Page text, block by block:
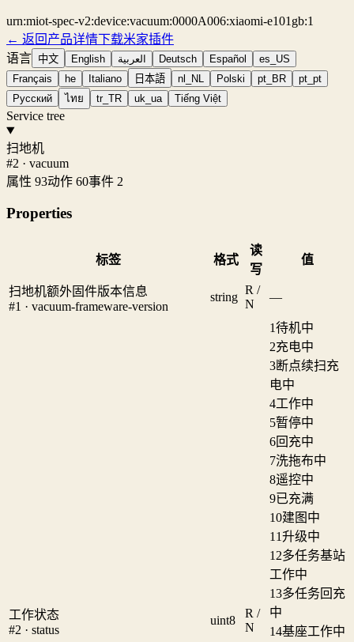
urn:miot-spec-v2:device:vacuum:0000A006:xiaomi-e101gb:1
← 返回产品详情下载米家插件
语言 中文 English العربية Deutsch Español
es_US
Français
he Italiano 日本語 nl_NL Polski pt_BR
pt_pt
Русский
ไทย tr_TR uk_ua Tiếng Việt
Service tree
扫地机
#2 · vacuum
属性 93动作 60事件 2
Properties
标签 格式
读
写
值
扫地机额外固件版本信息
#1 · vacuum-frameware-version
string
R /
N
—
工作状态
#2 · status
uint8
R /
N
1待机中
2充电中
3断点续扫充
电中
4工作中
5暂停中
6回充中
7洗拖布中
8遥控中
9已充满
10建图中
11升级中
12多任务基站
工作中
13多任务回充
中
14基座工作中